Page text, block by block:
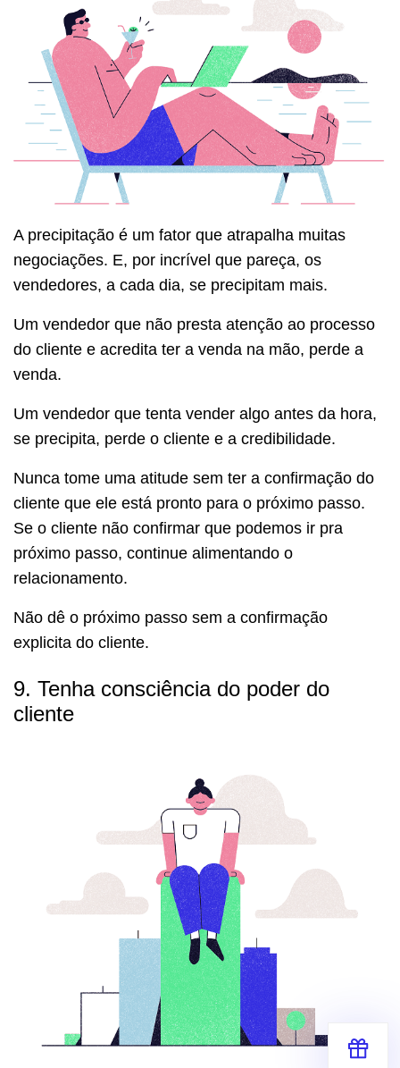
A precipitação é um fator que atrapalha muitas
negociações. E, por incrível que pareça, os
vendedores, a cada dia, se precipitam mais.
Um vendedor que não presta atenção ao processo
do cliente e acredita ter a venda na mão, perde a
venda.
Um vendedor que tenta vender algo antes da hora,
se precipita, perde o cliente e a credibilidade.
Nunca tome uma atitude sem ter a confirmação do
cliente que ele está pronto para o próximo passo.
Se o cliente não confirmar que podemos ir pra
próximo passo, continue alimentando o
relacionamento.
Não dê o próximo passo sem a confirmação
explicita do cliente.
9. Tenha consciência do poder do
cliente